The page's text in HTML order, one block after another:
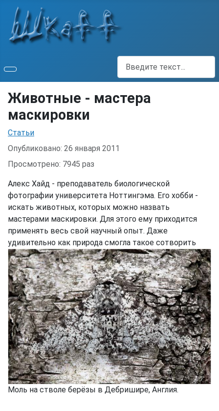
Поиск
Животные - мастера
маскировки
Информация о материале
Статьи
Опубликовано: 26 января 2011
Просмотрено: 7945 раз
Алекс Хайд - преподаватель биологической
фотографии университета Ноттингэма. Его хобби -
искать животных, которых можно назвать
мастерами маскировки. Для этого ему приходится
применять весь свой научный опыт. Даже
удивительно как природа смогла такое сотворить
Моль на стволе берёзы в Дебришире, Англия.